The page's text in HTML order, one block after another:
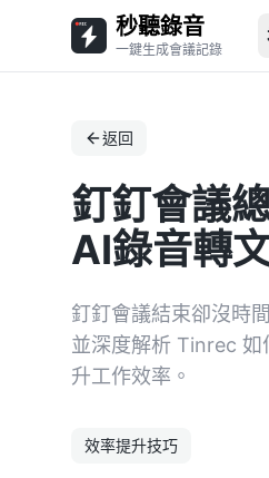
秒聽錄音
一鍵生成會議記錄
返回
釘釘會議
AI錄音轉
釘釘會議結束卻沒時
並深度解析 Tinrec 如
升工作效率。
效率提升技巧